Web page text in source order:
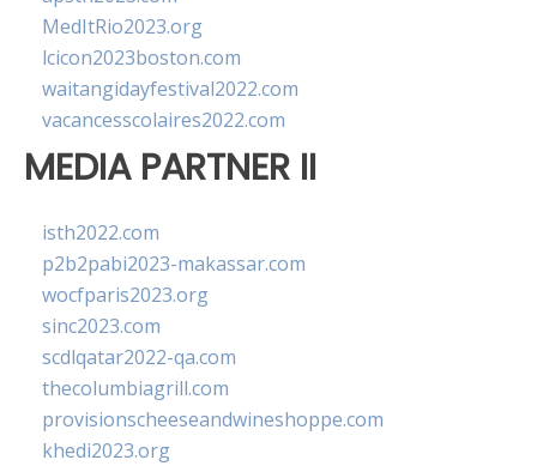
MedItRio2023.org
lcicon2023boston.com
waitangidayfestival2022.com
vacancesscolaires2022.com
MEDIA PARTNER II
isth2022.com
p2b2pabi2023-makassar.com
wocfparis2023.org
sinc2023.com
scdlqatar2022-qa.com
thecolumbiagrill.com
provisionscheeseandwineshoppe.com
khedi2023.org